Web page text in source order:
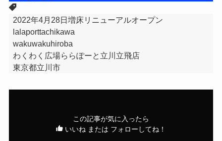
2022年4月28日増床リニューアルオープン
lalaporttachikawa
wakuwakuhiroba
わくわく広場ららぽーと立川立飛店
東京都立川市
この記事が気に入ったら
いいね または フォローしてね！